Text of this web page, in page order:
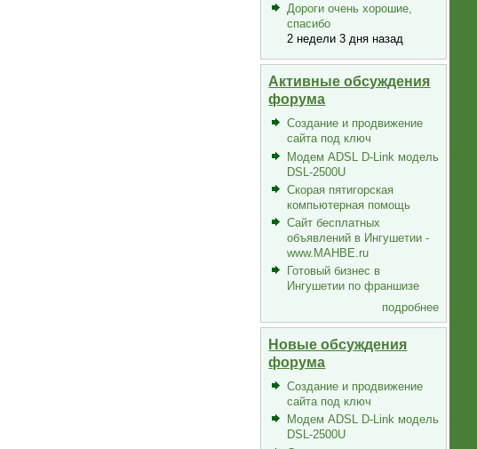
Дороги очень хорошие,
спасибо
2 недели 3 дня назад
Активные обсуждения
форума
Создание и продвижение
сайта под ключ
Модем ADSL D-Link модель
DSL-2500U
Скорая пятигорская
компьютерная помощь
Сайт бесплатных
объявлений в Ингушетии -
www.MAHBE.ru
Готовый бизнес в
Ингушетии по франшизе
подробнее
Новые обсуждения
форума
Создание и продвижение
сайта под ключ
Модем ADSL D-Link модель
DSL-2500U